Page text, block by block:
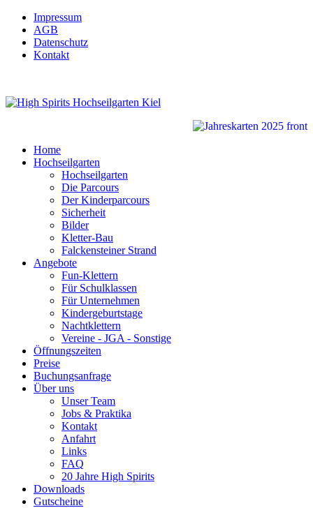
Impressum
AGB
Datenschutz
Kontakt
Home
Hochseilgarten
Hochseilgarten
Die Parcours
Der Kinderparcours
Sicherheit
Bilder
Kletter-Bau
Falckensteiner Strand
Angebote
Fun-Klettern
Für Schulklassen
Für Unternehmen
Kindergeburtstage
Nachtklettern
Vereine - JGA - Sonstige
Öffnungszeiten
Preise
Buchungsanfrage
Über uns
Unser Team
Jobs & Praktika
Kontakt
Anfahrt
Links
FAQ
20 Jahre High Spirits
Downloads
Gutscheine